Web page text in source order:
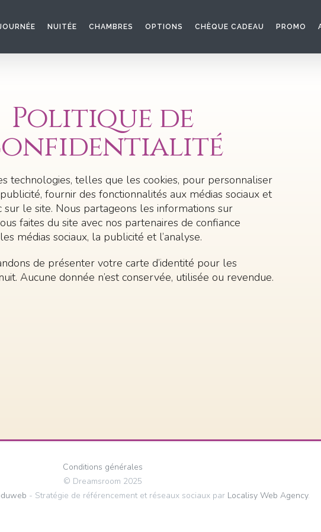
NUITÉE CHAMBRES OPTIONS CHÈQUE CADEAU PROMO
Politique de
technologies, telles que les cookies, pour personnaliser
fournir des fonctionnalités aux médias sociaux et
le site. Nous partageons les informations sur
faites du site avec nos partenaires de confiance
médias sociaux, la publicité et l’analyse.
de présenter votre carte d’identité pour les
Aucune donnée n’est conservée, utilisée ou revendue.
Conditions générales
© Dreamsroom 2025
- Stratégie de référencement et réseaux sociaux par Localisy Web Agency.